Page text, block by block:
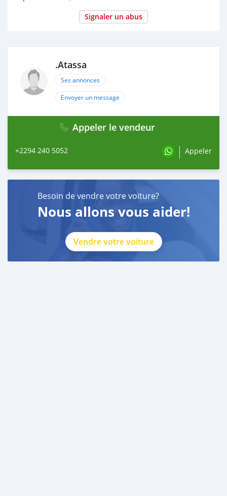
Signaler un abus
.Atassa
Ses annonces
Envoyer un message
Appeler le vendeur
+2294 240 5052 Appeler
Besoin de vendre votre voiture?
Nous allons vous aider!
Vendre votre voiture